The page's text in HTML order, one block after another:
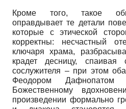
Кроме того, такое
оправдывает те детали
которые с этической
корректны: несчастный
ключаря храма,
крадет десницу, спаивая
сослужителя – при этом
Феодором
Божественному
произведении формально